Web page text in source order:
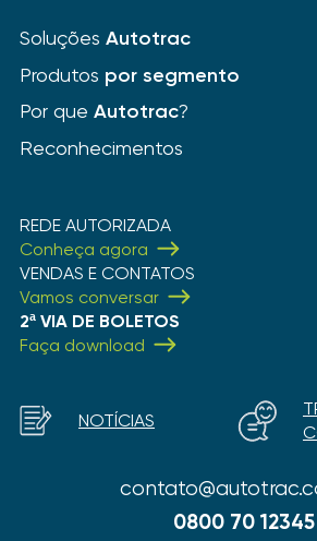
Soluções Autotrac
Produtos por segmento
Por que Autotrac?
Reconhecimentos
REDE AUTORIZADA
Conheça agora
VENDAS E CONTATOS
Vamos conversar
2ª VIA DE BOLETOS
Faça download
0800 70 12345
NOTÍCIAS